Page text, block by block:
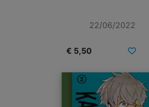
22/06/2022
€ 5,50